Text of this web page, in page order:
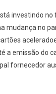
investindo
mudança no
emissão do
fornecedor